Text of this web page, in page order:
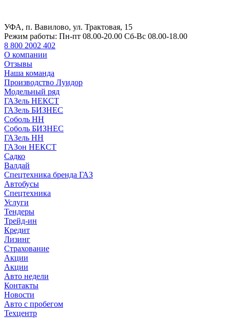
УФА, п. Вавилово, ул. Трактовая, 15
Режим работы: Пн-пт 08.00-20.00 Сб-Вс 08.00-18.00
8 800 2002 402
О компании
Отзывы
Наша команда
Производство Луидор
Модельный ряд
ГАЗель НЕКСТ
ГАЗель БИЗНЕС
Соболь НН
Соболь БИЗНЕС
ГАЗель НН
ГАЗон НЕКСТ
Садко
Валдай
Спецтехника бренда ГАЗ
Автобусы
Спецтехника
Услуги
Тендеры
Трейд-ин
Кредит
Лизинг
Страхование
Акции
Акции
Авто недели
Контакты
Новости
Авто с пробегом
Техцентр